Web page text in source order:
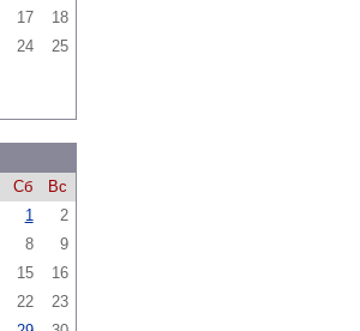
17
18
24
25
Сб
Вс
1
2
8
9
15
16
22
23